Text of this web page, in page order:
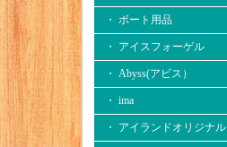
・ ボート用品
・ アイスフォーゲル
・ Abyss(アビス）
・ ima
・ アイランドオリジナル